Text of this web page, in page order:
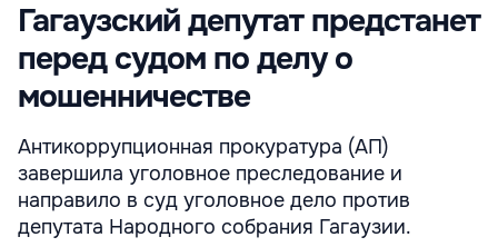
Гагаузский депутат предстанет
перед судом по делу о
мошенничестве
Антикоррупционная прокуратура (АП)
завершила уголовное преследование и
направило в суд уголовное дело против
депутата Народного собрания Гагаузии.